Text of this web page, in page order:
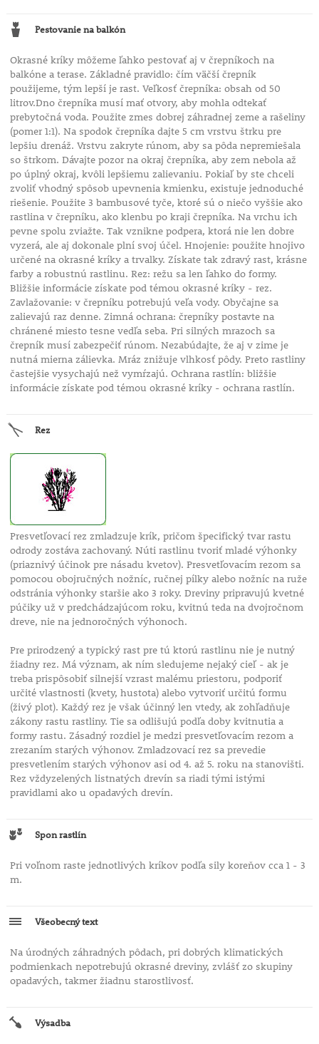
Pestovanie na balkón
Okrasné kríky môžeme ľahko pestovať aj v črepníkoch na
balkóne a terase. Základné pravidlo: čím väčší črepník
použijeme, tým lepší je rast. Veľkosť črepníka: obsah od 50
litrov.Dno črepníka musí mať otvory, aby mohla odtekať
prebytočná voda. Použite zmes dobrej záhradnej zeme a rašeliny
(pomer 1:1). Na spodok črepníka dajte 5 cm vrstvu štrku pre
lepšiu drenáž. Vrstvu zakryte rúnom, aby sa pôda nepremiešala
so štrkom. Dávajte pozor na okraj črepníka, aby zem nebola až
po úplný okraj, kvôli lepšiemu zalievaniu. Pokiaľ by ste chceli
zvoliť vhodný spôsob upevnenia kmienku, existuje jednoduché
riešenie. Použite 3 bambusové tyče, ktoré sú o niečo vyššie ako
rastlina v črepníku, ako klenbu po kraji črepníka. Na vrchu ich
pevne spolu zviažte. Tak vznikne podpera, ktorá nie len dobre
vyzerá, ale aj dokonale plní svoj účel. Hnojenie: použite hnojivo
určené na okrasné kríky a trvalky. Získate tak zdravý rast, krásne
farby a robustnú rastlinu. Rez: režu sa len ľahko do formy.
Bližšie informácie získate pod témou okrasné kríky - rez.
Zavlažovanie: v črepníku potrebujú veľa vody. Obyčajne sa
zalievajú raz denne. Zimná ochrana: črepníky postavte na
chránené miesto tesne vedľa seba. Pri silných mrazoch sa
črepník musí zabezpečiť rúnom. Nezabúdajte, že aj v zime je
nutná mierna zálievka. Mráz znižuje vlhkosť pôdy. Preto rastliny
častejšie vysychajú než vymŕzajú. Ochrana rastlín: bližšie
informácie získate pod témou okrasné kríky - ochrana rastlín.
Rez
Presvetľovací rez zmladzuje krík, pričom špecifický tvar rastu
odrody zostáva zachovaný. Núti rastlinu tvoriť mladé výhonky
(priaznivý účinok pre násadu kvetov). Presvetľovacím rezom sa
pomocou obojručných nožníc, ručnej pílky alebo nožníc na ruže
odstránia výhonky staršie ako 3 roky. Dreviny pripravujú kvetné
púčiky už v predchádzajúcom roku, kvitnú teda na dvojročnom
dreve, nie na jednoročných výhonoch.
Pre prirodzený a typický rast pre tú ktorú rastlinu nie je nutný
žiadny rez. Má význam, ak ním sledujeme nejaký cieľ - ak je
treba prispôsobiť silnejší vzrast malému priestoru, podporiť
určité vlastnosti (kvety, hustota) alebo vytvoriť určitú formu
(živý plot). Každý rez je však účinný len vtedy, ak zohľadňuje
zákony rastu rastliny. Tie sa odlišujú podľa doby kvitnutia a
formy rastu. Zásadný rozdiel je medzi presvetľovacím rezom a
zrezaním starých výhonov. Zmladzovací rez sa prevedie
presvetlením starých výhonov asi od 4. až 5. roku na stanovišti.
Rez vždyzelených listnatých drevín sa riadi tými istými
pravidlami ako u opadavých drevín.
Spon rastlín
Pri voľnom raste jednotlivých kríkov podľa sily koreňov cca 1 - 3
m.
Všeobecný text
Na úrodných záhradných pôdach, pri dobrých klimatických
podmienkach nepotrebujú okrasné dreviny, zvlášť zo skupiny
opadavých, takmer žiadnu starostlivosť.
Výsadba